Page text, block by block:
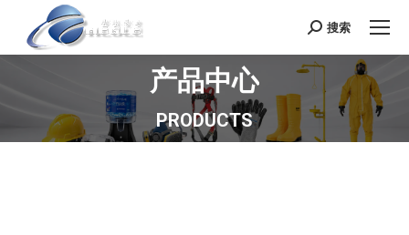
Search:
搜索
产品中心
PRODUCTS
您在这里：